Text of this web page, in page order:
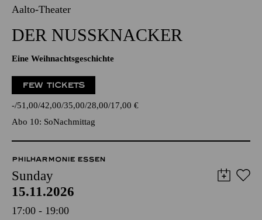
Aalto-Theater
DER NUSSKNACKER
Eine Weihnachtsgeschichte
FEW TICKETS
- 51,00 42,00 35,00 28,00 17,00 €
Abo 10: SoNachmittag
PHILHARMONIE ESSEN
Sunday
15.11.2026
17:00 - 19:00